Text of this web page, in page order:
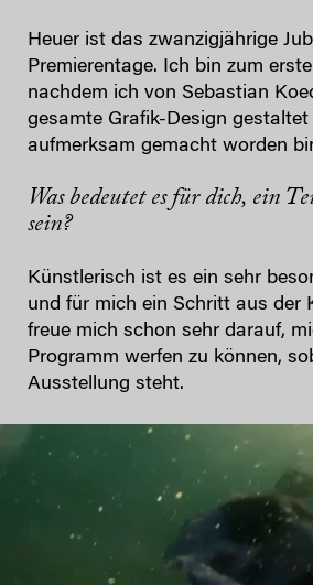
Heuer ist das zwanzigjährige
Premierentage. Ich bin zum
nachdem ich von Sebastian
gesamte Grafik-Design
aufmerksam gemacht worden
Was bedeutet es für dich, ein
sein?
Künstlerisch ist es ein sehr
und für mich ein Schritt aus der
freue mich schon sehr darauf,
Programm werfen zu können,
Ausstellung steht.